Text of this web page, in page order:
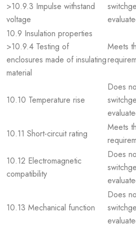
>10.9.3 Impulse withstand
voltage
10.9 Insulation properties
>10.9.4 Testing of
enclosures made of insulating
material
Meets
10.10 Temperature rise
Does
10.11 Short-circuit rating
Meets
10.12 Electromagnetic
compatibility
Does
10.13 Mechanical function
Does